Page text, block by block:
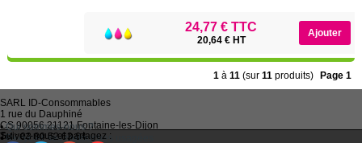
24,77 € TTC
20,64 € HT
1 à11 (sur11 produits) Page 1
SARL ID-Consommables
1 rue du Dauphiné
CS 90056 21121Fontaine-les-Dijon
Tel :03 80 52 63 64
•Qui sommes-nous ?
•Recycler ses cartouches usagées
Suivez-nous et partagez :